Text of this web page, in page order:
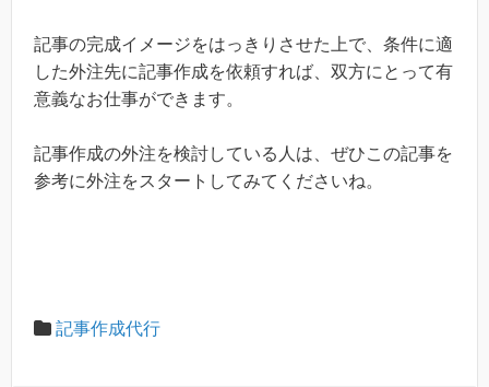
記事の完成イメージをはっきりさせた上で、条件に適
した外注先に記事作成を依頼すれば、双方にとって有
意義なお仕事ができます。
記事作成の外注を検討している人は、ぜひこの記事を
参考に外注をスタートしてみてくださいね。
記事作成代行